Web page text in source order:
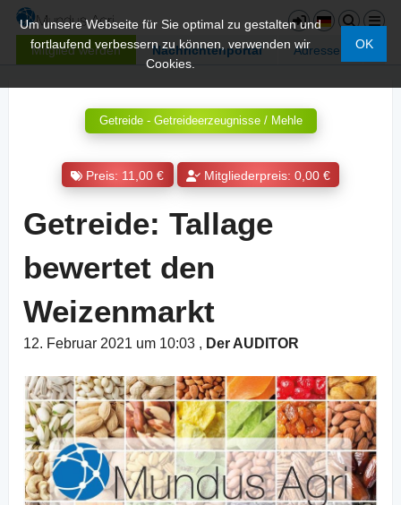
Mitglied werden Nachrichtenportal Adressen
Um unsere Webseite für Sie optimal zu gestalten und
fortlaufend verbessern zu können, verwenden wir
Cookies.
OK
Getreide - Getreideerzeugnisse / Mehle
Preis: 11,00 € Mitgliederpreis: 0,00 €
Getreide: Tallage
bewertet den
Weizenmarkt
12. Februar 2021 um 10:03 , Der AUDITOR